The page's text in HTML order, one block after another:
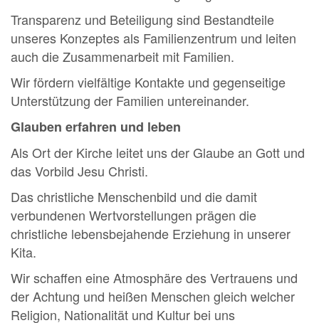
Transparenz und Beteiligung sind Bestandteile
unseres Konzeptes als Familienzentrum und leiten
auch die Zusammenarbeit mit Familien.
Wir fördern vielfältige Kontakte und gegenseitige
Unterstützung der Familien untereinander.
Glauben erfahren und leben
Als Ort der Kirche leitet uns der Glaube an Gott und
das Vorbild Jesu Christi.
Das christliche Menschenbild und die damit
verbundenen Wertvorstellungen prägen die
christliche lebensbejahende Erziehung in unserer
Kita.
Wir schaffen eine Atmosphäre des Vertrauens und
der Achtung und heißen Menschen gleich welcher
Religion, Nationalität und Kultur bei uns